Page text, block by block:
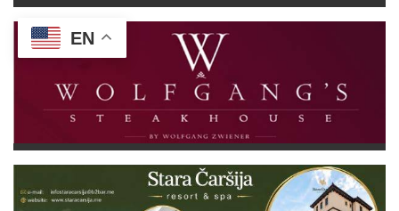
EN